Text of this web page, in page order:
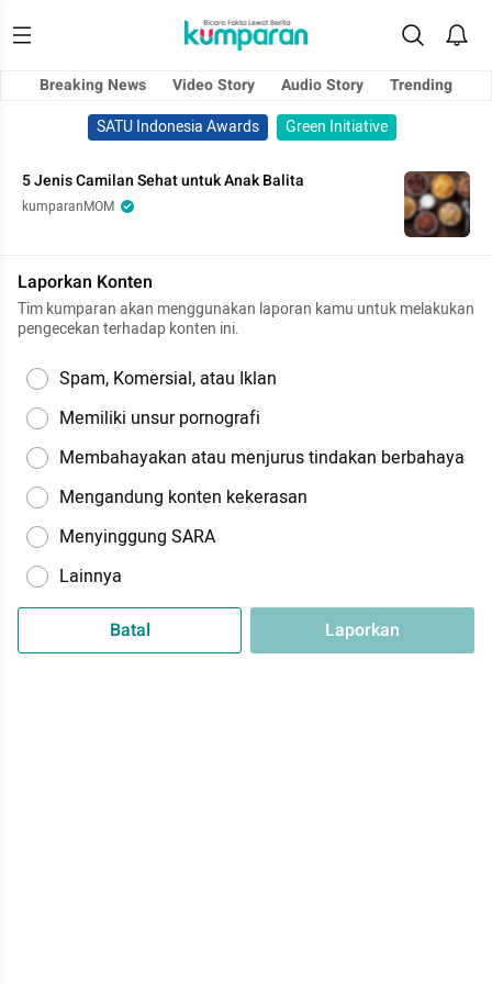
Breaking News Video Story Audio Story
Trending
SATU Indonesia Awards
Green Initiative
5 Jenis Camilan Sehat untuk Anak Balita
kumparanMOM
Laporkan Konten
Tim kumparan akan menggunakan laporan kamu untuk melakukan
pengecekan terhadap konten ini.
Spam, Komersial, atau Iklan
Memiliki unsur pornografi
Membahayakan atau menjurus tindakan berbahaya
Mengandung konten kekerasan
Menyinggung SARA
Lainnya
Batal Laporkan